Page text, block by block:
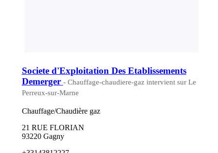
Societe d'Exploitation Des Etablissements
Demerger - Chauffage-chaudiere-gaz intervient sur Le
Perreux-sur-Marne
Chauffage/Chaudière gaz
21 RUE FLORIAN
93220 Gagny